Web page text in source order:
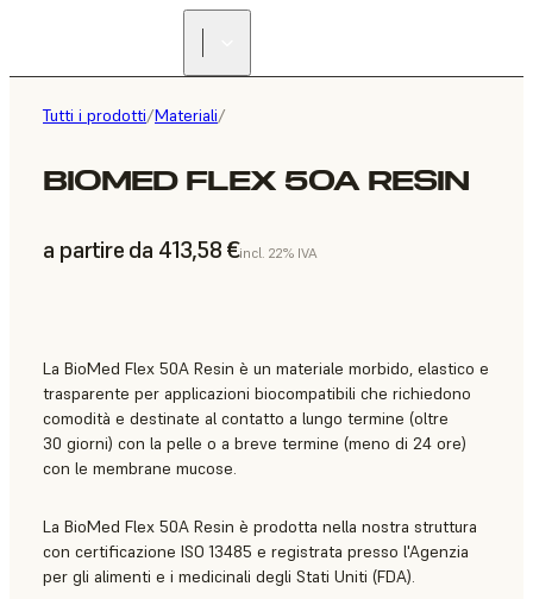
Tutti i prodotti/Materiali/
BIOMED FLEX 50A RESIN
a partire da 413,58 €incl. 22% IVA
La BioMed Flex 50A Resin è un materiale morbido, elastico e
trasparente per applicazioni biocompatibili che richiedono
comodità e destinate al contatto a lungo termine (oltre
30 giorni) con la pelle o a breve termine (meno di 24 ore)
con le membrane mucose.
La BioMed Flex 50A Resin è prodotta nella nostra struttura
con certificazione ISO 13485 e registrata presso l'Agenzia
per gli alimenti e i medicinali degli Stati Uniti (FDA).